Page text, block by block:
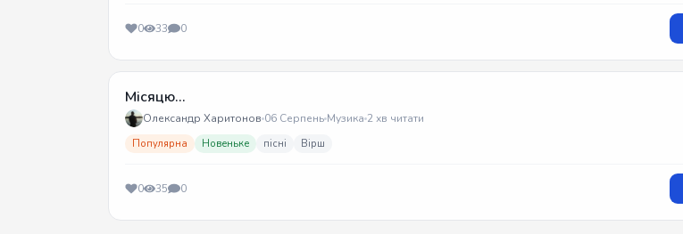
0 33 0
Місяцю...
Олександр Харитонов 06 Серпень Музика 2 хв читати
Популярна Новеньке пісні Вірш
0 35 0